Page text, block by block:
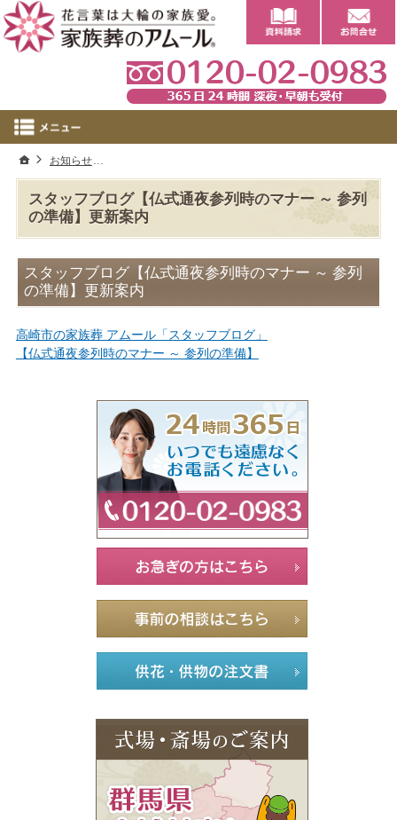
スタッフブログ【仏式通夜参列時のマナー ～ 参列
の準備】更新案内
スタッフブログ【仏式通夜参列時のマナー ～ 参列
の準備】更新案内
高崎市の家族葬 アムール「スタッフブログ」
【仏式通夜参列時のマナー ～ 参列の準備】
ホーム
お知らせ